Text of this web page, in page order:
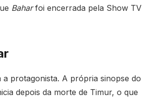
Baharfoi encerrada pela Show TV
protagonista. A própria sinopse do
depois da morte de Timur, o que